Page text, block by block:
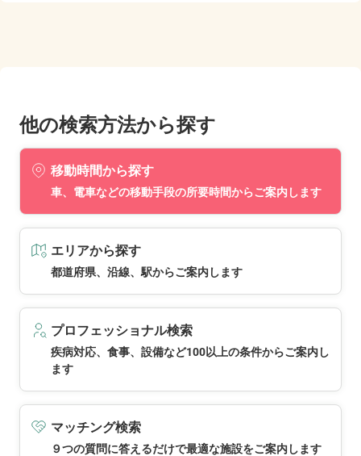
他の検索方法から探す
移動時間から探す
車、電車などの移動手段の所要時間からご案内します
エリアから探す
都道府県、沿線、駅からご案内します
プロフェッショナル検索
疾病対応、食事、設備など100以上の条件からご案内し
ます
マッチング検索
９つの質問に答えるだけで最適な施設をご案内します